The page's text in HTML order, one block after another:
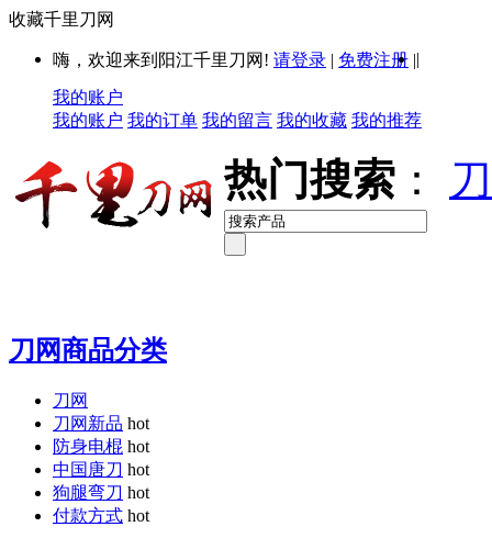
收藏千里刀网
嗨，欢迎来到阳江千里刀网! 请登录 | 免费注册 ||
我的账户
我的账户 我的订单 我的留言 我的收藏 我的推荐
热门搜索 ：
刀网商品分类
刀网
刀网新品 hot
防身电棍 hot
中国唐刀 hot
狗腿弯刀 hot
付款方式 hot